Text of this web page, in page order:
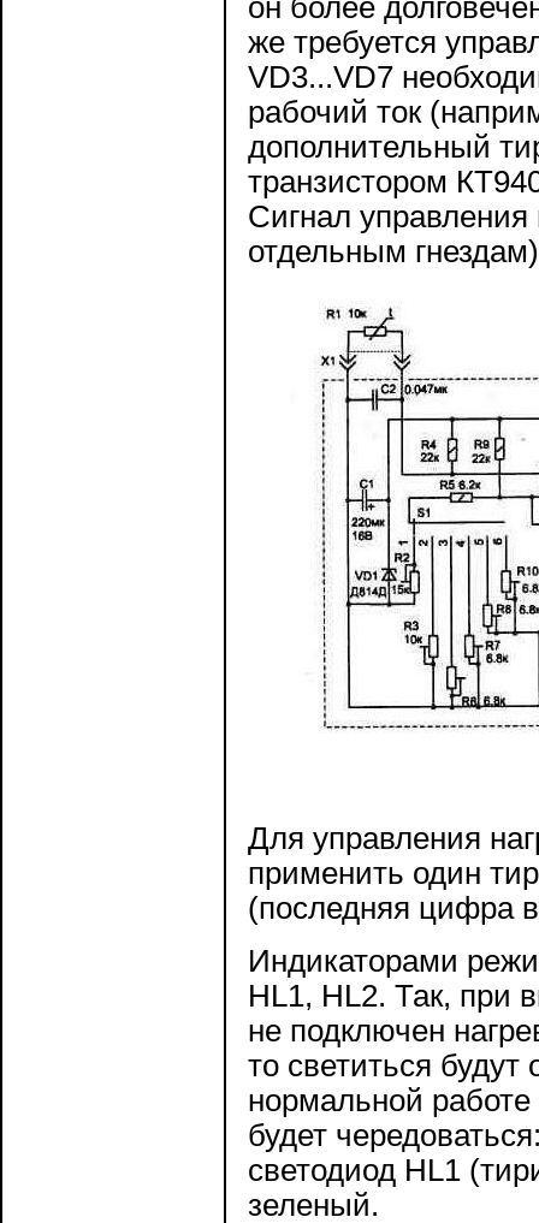
же требуется
VD3...VD7
рабочий ток
дополнительный
транзистором
Сигнал управления
отдельным
Для управления
применить один
(последняя цифра
Индикаторами
HL1, HL2. Так, при
не подключен
то светиться
нормальной
будет
светодиод HL1
зеленый.